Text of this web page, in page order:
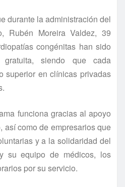
durante la administración del
Rubén Moreira Valdez, 39
congénitas han sido
siendo que cada
superior en clí­nicas privadas
funciona gracias al apoyo
así­ como de empresarios que
y a la solidaridad del
su equipo de médicos, los
por su servicio.